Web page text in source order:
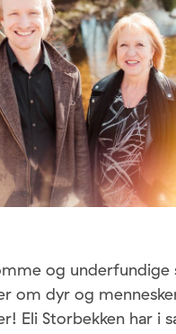
og underfundige
om dyr og
Eli Storbekken har i